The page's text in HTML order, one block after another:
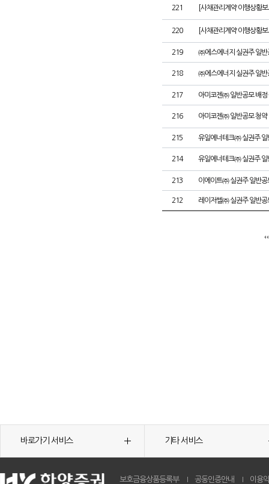
221 [사채관리계약 이행상황
220 [사채관리계약 이행상황
219 ㈜에스에너지 실권주 일반
218 ㈜에스에너지 실권주 일반
217 아미코젠㈜ 일반공모 배정
216 아미코젠㈜ 일반공모 청약
215 유일에너테크㈜ 실권주 일
214 유일에너테크㈜ 실권주 일
213 이에이트㈜ 실권주 일반공
212 레이저쎌㈜ 실권주 일반공
바로가기 서비스 기타 서비스
보호금융상품등록부 공동인증안내 이용